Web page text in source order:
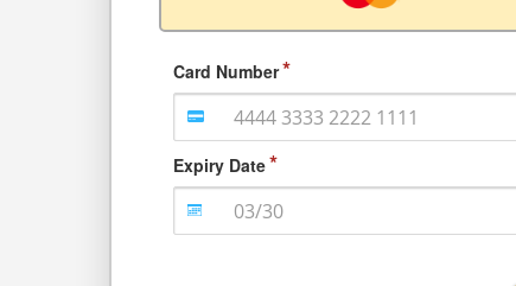
Card Number
Expiry Date